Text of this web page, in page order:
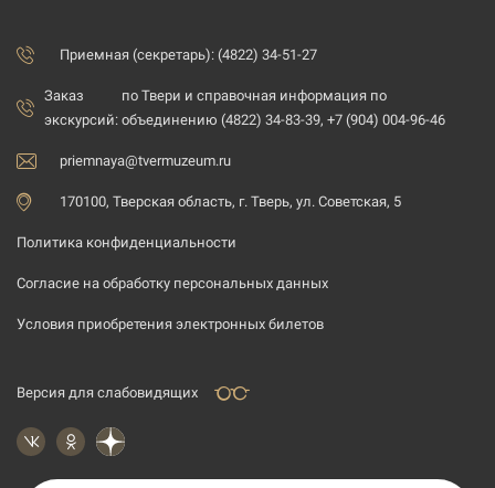
Приемная (секретарь): (4822) 34-51-27
Заказ
экскурсий:
по Твери и справочная информация по
объединению (4822) 34-83-39, +7 (904) 004-96-46
priemnaya@tvermuzeum.ru
170100, Тверская область, г. Тверь, ул. Советская, 5
Политика конфиденциальности
Согласие на обработку персональных данных
Условия приобретения электронных билетов
Версия для слабовидящих